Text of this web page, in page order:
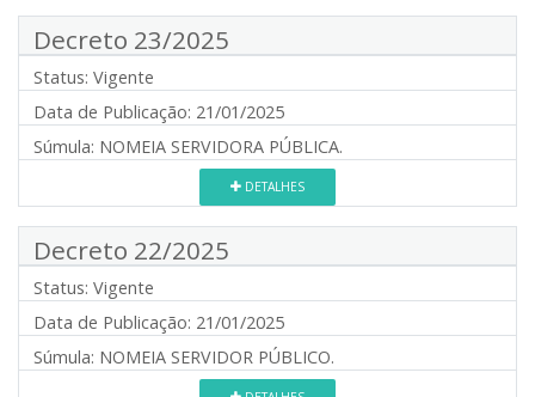
Decreto 23/2025
Status: Vigente
Data de Publicação: 21/01/2025
Súmula: NOMEIA SERVIDORA PÚBLICA.
DETALHES
Decreto 22/2025
Status: Vigente
Data de Publicação: 21/01/2025
Súmula: NOMEIA SERVIDOR PÚBLICO.